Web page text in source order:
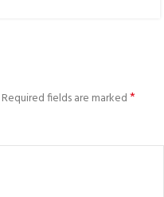
Required fields are marked*